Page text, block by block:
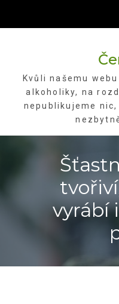
Kvůli našemu
alkoholiky, na
nepublikujeme
vyrábí